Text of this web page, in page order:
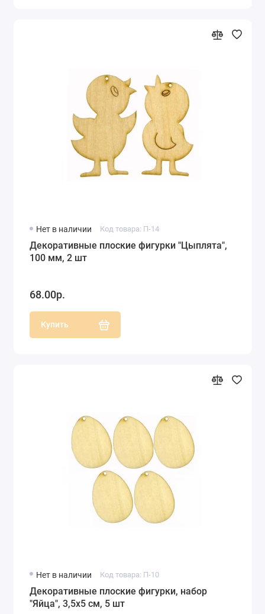
Нет в наличии Код товара: П-14
Декоративные плоские фигурки "Цыплята",
100 мм, 2 шт
68.00р.
Купить
Нет в наличии Код товара: П-10
Декоративные плоские фигурки, набор
"Яйца", 3,5х5 см, 5 шт